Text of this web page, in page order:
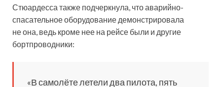
Стюардесса также подчеркнула, что аварийно-
спасательное оборудование демонстрировала
не она, ведь кроме нее на рейсе были и другие
бортпроводники:
«В самолёте летели два пилота, пять